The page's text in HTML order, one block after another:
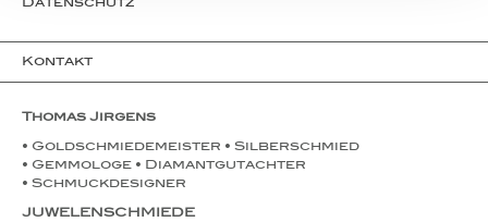
Datenschutz
Kontakt
Thomas Jirgens
• Goldschmiedemeister • Silberschmied
• Gemmologe • Diamantgutachter
• Schmuckdesigner
JUWELENSCHMIEDE